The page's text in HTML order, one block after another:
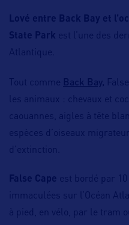
Lové entre Back Bay et
State Park est l’une des
Atlantique.
Tout comme Back Bay,
les animaux : chevaux et
caouannes, aigles à tête
espèces d’oiseaux
d’extinction.
False Cape est bordé par
immaculées sur l’Océan
à pied, en vélo, par le tram